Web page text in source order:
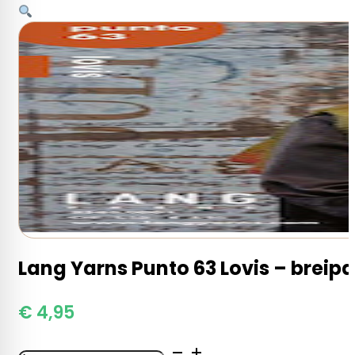
Lang Yarns Punto 63 Lovis –
€ 4,95